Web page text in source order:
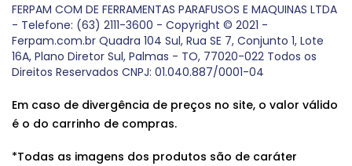
FERPAM COM DE FERRAMENTAS PARAFUSOS E MAQUINAS LTDA
- Telefone: (63) 2111-3600 - Copyright © 2021 -
Ferpam.com.br Quadra 104 Sul, Rua SE 7, Conjunto 1, Lote
16A, Plano Diretor Sul, Palmas - TO, 77020-022 Todos os
Direitos Reservados CNPJ: 01.040.887/0001-04
Em caso de divergência de preços no site, o valor válido
é o do carrinho de compras.
*Todas as imagens dos produtos são de caráter